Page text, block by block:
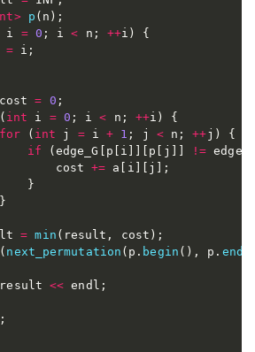
> p ( n ) ;
i = 0 ; i < n ; ++i )
{
= i ;
= 0 ;
( int i = 0 ; i < n ; ++i )
{
for
( int j = i + 1 ; j < n ; ++j )
{
if
( edge_G p i p j !=
					cost
+= a i j
;
}
}
= min ( result , cost ) ;
( next_permutation ( p . begin ( ) , p . end
<< endl ;
;